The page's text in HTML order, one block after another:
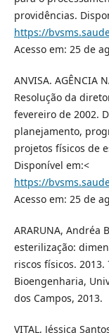
providências.
https://
Acesso em: 25 de
ANVISA. AGÊNCIA
Resolução da
fevereiro de 2002.
planejamento,
projetos físicos de
Disponível em:<
https://
Acesso em: 25 de
ARARUNA, Andréa
esterilização:
riscos físicos.
Bioengenharia,
dos Campos, 2013.
VITAL, Jéssica